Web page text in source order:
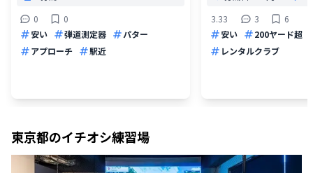
0
0
安い
弾道測定器
パター
アプローチ
駅近
3.33
3
6
安い
200ヤード超
レンタルクラブ
東京都のイチオシ練習場